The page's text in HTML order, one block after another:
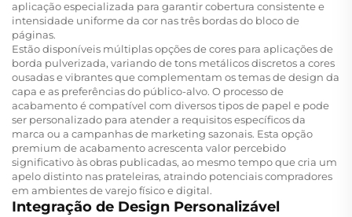
aplicação especializada para garantir cobertura consistente e
intensidade uniforme da cor nas três bordas do bloco de
páginas.
Estão disponíveis múltiplas opções de cores para aplicações de
borda pulverizada, variando de tons metálicos discretos a cores
ousadas e vibrantes que complementam os temas de design da
capa e as preferências do público-alvo. O processo de
acabamento é compatível com diversos tipos de papel e pode
ser personalizado para atender a requisitos específicos da
marca ou a campanhas de marketing sazonais. Esta opção
premium de acabamento acrescenta valor percebido
significativo às obras publicadas, ao mesmo tempo que cria um
apelo distinto nas prateleiras, atraindo potenciais compradores
em ambientes de varejo físico e digital.
Integração de Design Personalizável